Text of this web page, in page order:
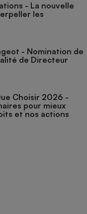
- La nouvelle
les
- Nomination de
de Directeur
Choisir 2026 -
pour mieux
et nos actions